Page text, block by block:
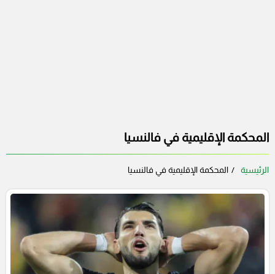
المحكمة الإقليمية في فالنسيا
الرئيسية المحكمة الإقليمية في فالنسيا